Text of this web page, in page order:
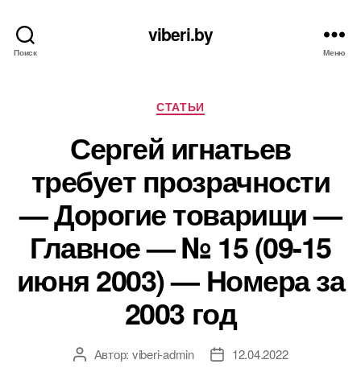
Поиск
viberi.by
Меню
Рубрики
СТАТЬИ
Сергей игнатьев
требует прозрачности
— Дорогие товарищи —
Главное — № 15 (09-15
июня 2003) — Номера за
2003 год
АвторАвтор: viberi-admin
Дата12.04.2022